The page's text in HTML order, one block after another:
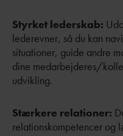
Styrket lederskab:
lederevner, så du kan
situationer, guide andre
dine medarbejderes/
udvikling.
Stærkere relationer:
relationskompetencer og